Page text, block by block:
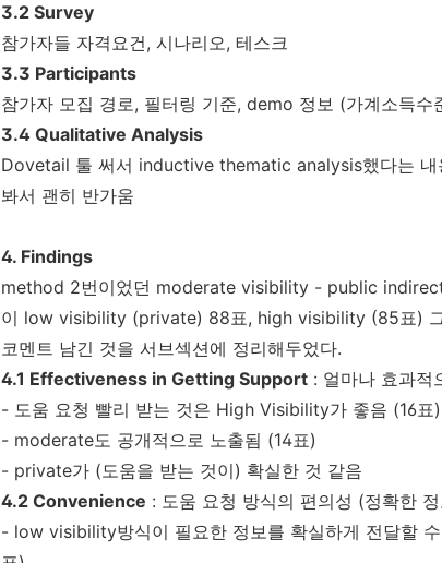
3.2 Survey
참가자들 자격요건, 시나리오, 테스크
3.3 Participants
참가자 모집 경로, 필터링 기준, demo 정보 (가계소득수
3.4 Qualitative Analysis
Dovetail 툴 써서 inductive thematic analysis했다는
봐서 괜히 반가움
4. Findings
method 2번이었던 moderate visibility - public
이 low visibility (private) 88표, high visibility (85표)
코멘트 남긴 것을 서브섹션에 정리해두었다.
4.1 Effectiveness in Getting Support : 얼마나 효과적
- 도움 요청 빨리 받는 것은 High Visibility가 좋음 (16표)
- moderate도 공개적으로 노출됨 (14표)
- private가 (도움을 받는 것이) 확실한 것 같음
4.2 Convenience : 도움 요청 방식의 편의성 (정확한
- low visibility방식이 필요한 정보를 확실하게 전달할